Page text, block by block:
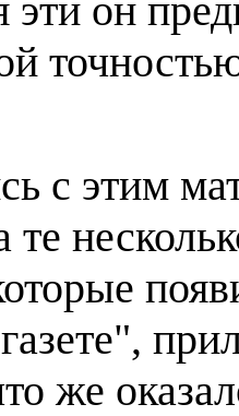
эти он
с этим
те
же